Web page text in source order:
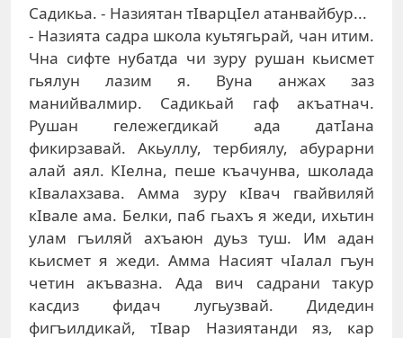
Садикьа. - Назиятан тIварцIел атанвайбур...
- Назията садра школа куьтягьрай, чан итим.
Чна сифте нубатда чи зуру рушан кьисмет
гьялун лазим я. Вуна анжах заз
манийвалмир. Садикьай гаф акъатнач.
Рушан гележегдикай ада датIана
фикирзавай. Акьуллу, тербиялу, абурарни
алай аял. КIелна, пеше къачунва, школада
кIвалахзава. Амма зуру кIвач гвайвиляй
кIвале ама. Белки, паб гьахъ я жеди, ихьтин
улам гъиляй ахъаюн дуьз туш. Им адан
кьисмет я жеди. Амма Насият чIалал гъун
четин акъвазна. Ада вич садрани такур
касдиз фидач лугьузвай. Дидедин
фигъилдикай, тIвар Назиятанди яз, кар